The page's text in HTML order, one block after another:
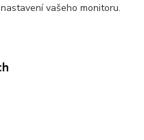
vašeho monitoru.